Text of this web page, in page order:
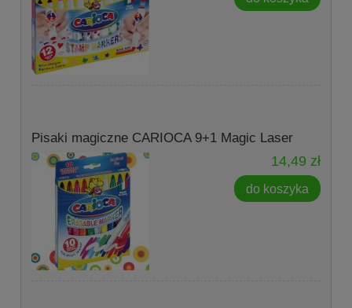
Pisaki magiczne CARIOCA 9+1 Magic Laser
14,49 zł
do koszyka